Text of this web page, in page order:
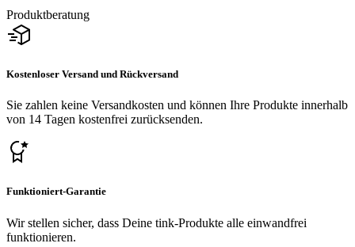
Produktberatung
Kostenloser Versand und Rückversand
Sie zahlen keine Versandkosten und können Ihre Produkte innerhalb
von 14 Tagen kostenfrei zurücksenden.
Funktioniert-Garantie
Wir stellen sicher, dass Deine tink-Produkte alle einwandfrei
funktionieren.